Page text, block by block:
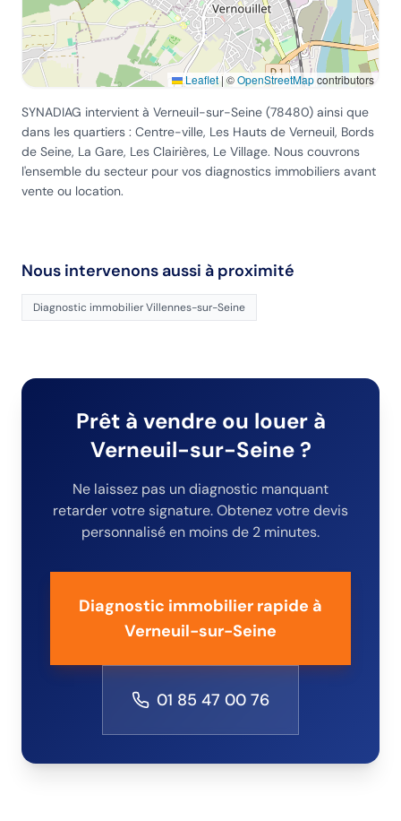
Leaflet |©OpenStreetMapcontributors
SYNADIAG intervient à Verneuil-sur-Seine (78480) ainsi que
dans les quartiers : Centre-ville, Les Hauts de Verneuil, Bords
de Seine, La Gare, Les Clairières, Le Village. Nous couvrons
l'ensemble du secteur pour vos diagnostics immobiliers avant
vente ou location.
Nous intervenons aussi à proximité
Diagnostic immobilierVillennes-sur-Seine
Prêt à vendre ou louer à
Verneuil-sur-Seine?
Ne laissez pas un diagnostic manquant
retarder votre signature. Obtenez votre devis
personnalisé en moins de 2 minutes.
Diagnostic immobilier rapide à
Verneuil-sur-Seine
01 85 47 00 76